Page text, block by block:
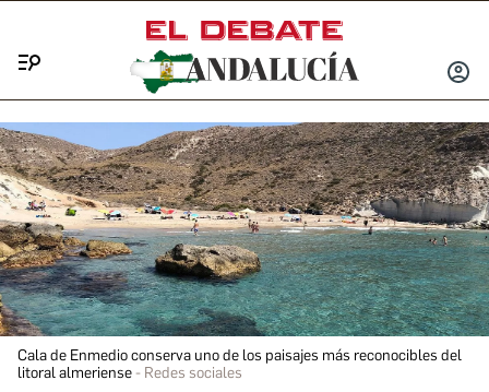
INICIAR
Cala de Enmedio conserva uno de los paisajes más reconocibles del
litoral almeriense
Redes sociales